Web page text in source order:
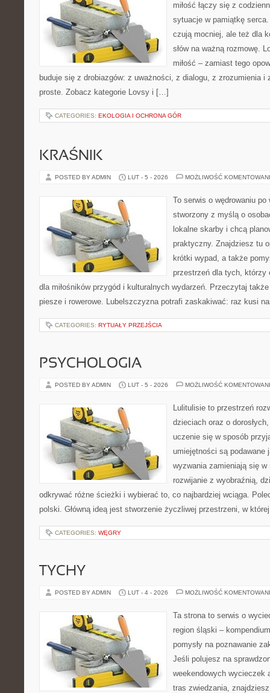
miłość łączy się z
sytuacje w pamiątkę
czują mocniej, ale też dla
słów na ważną rozmowę.
miłość – zamiast tego
buduje się z drobiazgów: z uważności, z dialogu, z zrozumienia i
proste. Zobacz kategorie Lovsy i […]
CATEGORIES: EKOLOGIA I OCHRONA GÓR
KRAŚNIK
POSTED BY ADMIN LUT - 5 - 2026 MOŻLIWOŚĆ
To serwis o wędrowaniu
stworzony z myślą o
lokalne skarby i chcą
praktyczny. Znajdziesz tu
krótki wypad, a także
przestrzeń dla tych, którzy
dla miłośników przygód i kulturalnych wydarzeń. Przeczytaj
piesze i rowerowe. Lubelszczyzna potrafi zaskakiwać: raz kusi
CATEGORIES: RYTUAŁY PRZEJŚCIA
PSYCHOLOGIA
POSTED BY ADMIN LUT - 5 - 2026 MOŻLIWOŚĆ
Lulitulisie to przestrzeń
dzieciach oraz o
uczenie się w sposób
umiejętności są podawane
wyzwania zamieniają się w
rozwijanie z wyobraźnią,
odkrywać różne ścieżki i wybierać to, co najbardziej wciąga.
polski. Główną ideą jest stworzenie życzliwej przestrzeni, w
CATEGORIES: WĘGRY
TYCHY
POSTED BY ADMIN LUT - 4 - 2026 MOŻLIWOŚĆ
Ta strona to serwis o
region śląski –
pomysły na poznawanie
Jeśli polujesz na
weekendowych wycieczek
tras zwiedzania,